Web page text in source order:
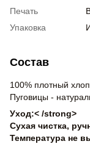
Печать
Упаковка
Состав
100% плотный
Пуговицы -
Уход:< /strong>
Сухая чистка,
Температура не